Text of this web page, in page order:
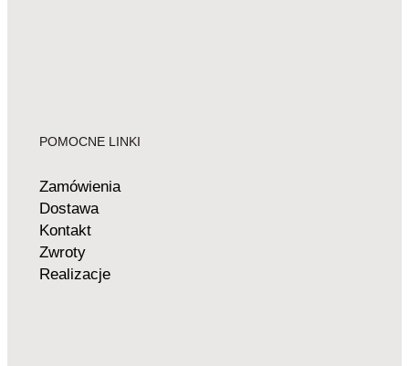
POMOCNE LINKI
Zamówienia
Dostawa
Kontakt
Zwroty
Realizacje